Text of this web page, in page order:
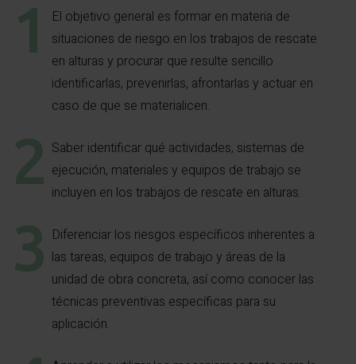
El objetivo general es formar en materia de
situaciones de riesgo en los trabajos de rescate
en alturas y procurar que resulte sencillo
identificarlas, prevenirlas, afrontarlas y actuar en
caso de que se materialicen.
Saber identificar qué actividades, sistemas de
ejecución, materiales y equipos de trabajo se
incluyen en los trabajos de rescate en alturas.
Diferenciar los riesgos específicos inherentes a
las tareas, equipos de trabajo y áreas de la
unidad de obra concreta, así como conocer las
técnicas preventivas específicas para su
aplicación.